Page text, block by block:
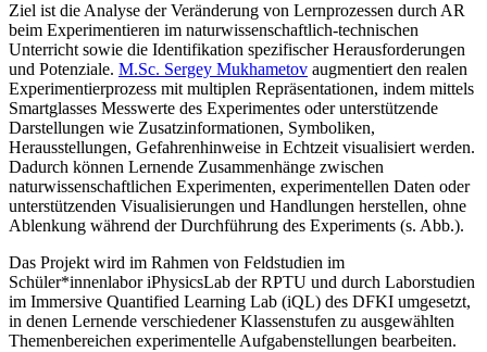
Ziel ist die Analyse der Veränderung von Lernprozessen durch AR
beim Experimentieren im naturwissenschaftlich-technischen
Unterricht sowie die Identifikation spezifischer Herausforderungen
und Potenziale. M.Sc. Sergey Mukhametov augmentiert den realen
Experimentierprozess mit multiplen Repräsentationen, indem mittels
Smartglasses Messwerte des Experimentes oder unterstützende
Darstellungen wie Zusatzinformationen, Symboliken,
Herausstellungen, Gefahrenhinweise in Echtzeit visualisiert werden.
Dadurch können Lernende Zusammenhänge zwischen
naturwissenschaftlichen Experimenten, experimentellen Daten oder
unterstützenden Visualisierungen und Handlungen herstellen, ohne
Ablenkung während der Durchführung des Experiments (s. Abb.).
Das Projekt wird im Rahmen von Feldstudien im
Schüler*innenlabor iPhysicsLab der RPTU und durch Laborstudien
im Immersive Quantified Learning Lab (iQL) des DFKI umgesetzt,
in denen Lernende verschiedener Klassenstufen zu ausgewählten
Themenbereichen experimentelle Aufgabenstellungen bearbeiten.